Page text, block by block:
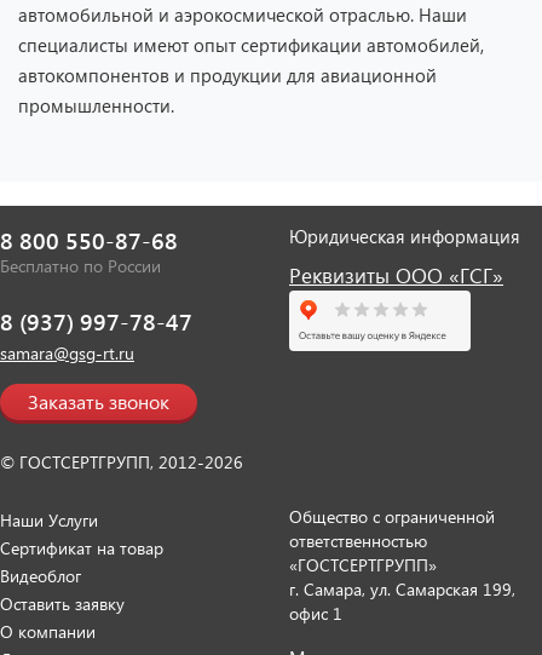
автомобильной и аэрокосмической отраслью. Наши
специалисты имеют опыт сертификации автомобилей,
автокомпонентов и продукции для авиационной
промышленности.
8 800 550-87-68
Бесплатно по России
8 (937) 997-78-47
samara@gsg-rt.ru
Заказать звонок
© ГОСТСЕРТГРУПП, 2012-2026
Юридическая информация
Реквизиты ООО «ГСГ»
Наши Услуги
Сертификат на товар
Видеоблог
Оставить заявку
О компании
Общество с ограниченной
ответственностью
«ГОСТСЕРТГРУПП»
г. Самара, ул. Самарская 199,
офис 1